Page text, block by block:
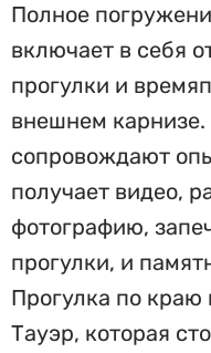
Полное
включает в себя
прогулки и
внешнем карнизе.
сопровождают
получает видео,
фотографию,
прогулки, и
Прогулка по
Тауэр, которая